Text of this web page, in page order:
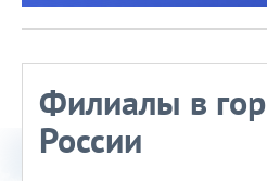
Филиалы в
России